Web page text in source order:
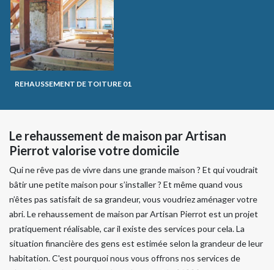
REHAUSSEMENT DE TOITURE 01
Le rehaussement de maison par Artisan
Pierrot valorise votre domicile
Qui ne rêve pas de vivre dans une grande maison ? Et qui voudrait
bâtir une petite maison pour s’installer ? Et même quand vous
n’êtes pas satisfait de sa grandeur, vous voudriez aménager votre
abri. Le rehaussement de maison par Artisan Pierrot est un projet
pratiquement réalisable, car il existe des services pour cela. La
situation financière des gens est estimée selon la grandeur de leur
habitation. C'est pourquoi nous vous offrons nos services de